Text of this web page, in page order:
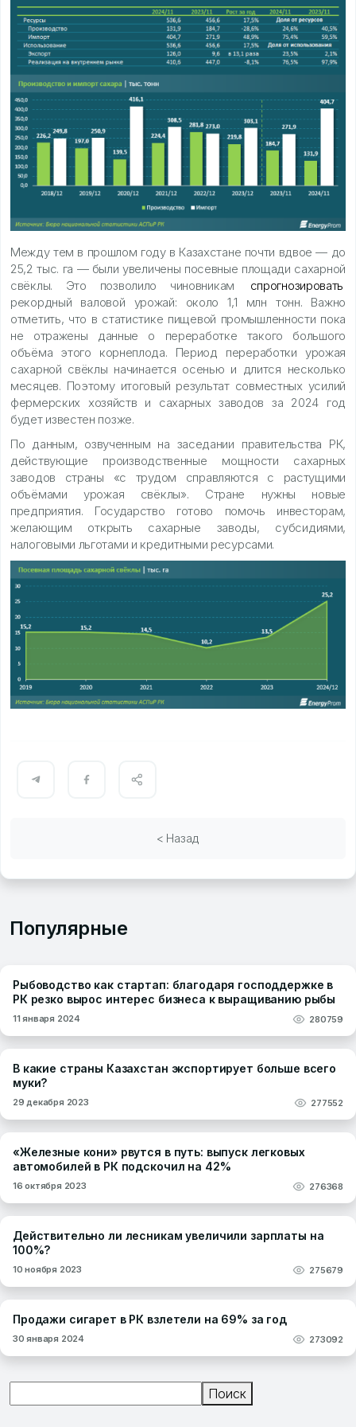
Между тем в прошлом году в Казахстане почти вдвое — до
25,2 тыс. га — были увеличены посевные площади сахарной
свёклы. Это позволило чиновникам
спрогнозировать
рекордный валовой урожай: около 1,1 млн тонн. Важно
отметить, что в статистике пищевой промышленности пока
не отражены данные о переработке такого большого
объёма этого корнеплода. Период переработки урожая
сахарной свёклы начинается осенью и длится несколько
месяцев. Поэтому итоговый результат совместных усилий
фермерских хозяйств и сахарных заводов за 2024 год
будет известен позже.
По данным, озвученным на заседании правительства РК,
действующие производственные мощности сахарных
заводов страны «с трудом справляются с растущими
объёмами урожая свёклы». Стране нужны новые
предприятия. Государство готово помочь инвесторам,
желающим открыть сахарные заводы, субсидиями,
налоговыми льготами и кредитными ресурсами.
< Назад
Популярные
Рыбоводство как стартап: благодаря господдержке в
РК резко вырос интерес бизнеса к выращиванию рыбы
11 января 2024 280759
В какие страны Казахстан экспортирует больше всего
муки?
29 декабря 2023 277552
«Железные кони» рвутся в путь: выпуск легковых
автомобилей в РК подскочил на 42%
16 октября 2023 276368
Действительно ли лесникам увеличили зарплаты на
100%?
10 ноября 2023 275679
Продажи сигарет в РК взлетели на 69% за год
30 января 2024 273092
Поиск